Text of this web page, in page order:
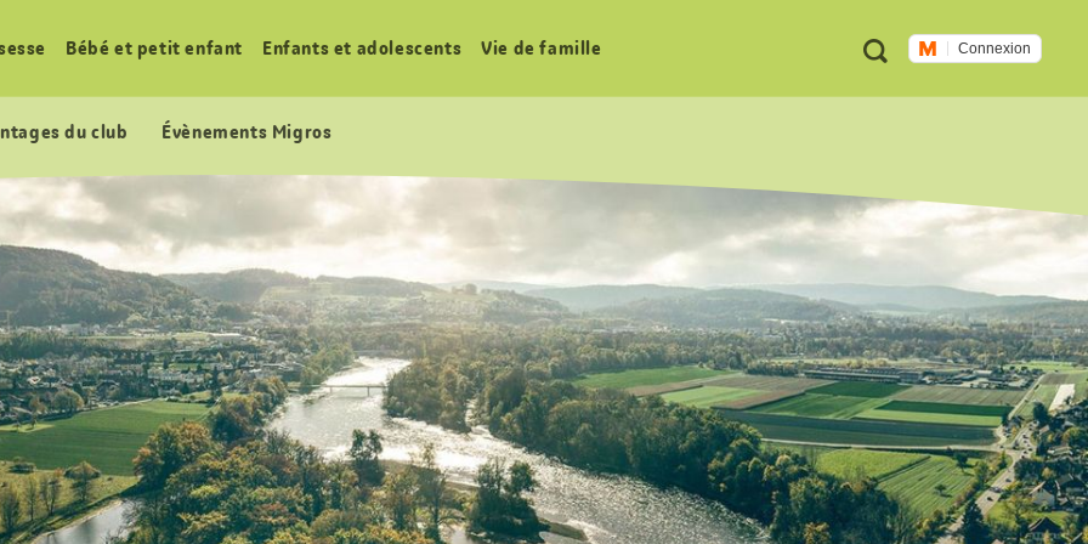
Métanavigation
RechercheConnexion
Bébé et petit enfant Enfants et adolescents Vie de famille
du club Évènements Migros